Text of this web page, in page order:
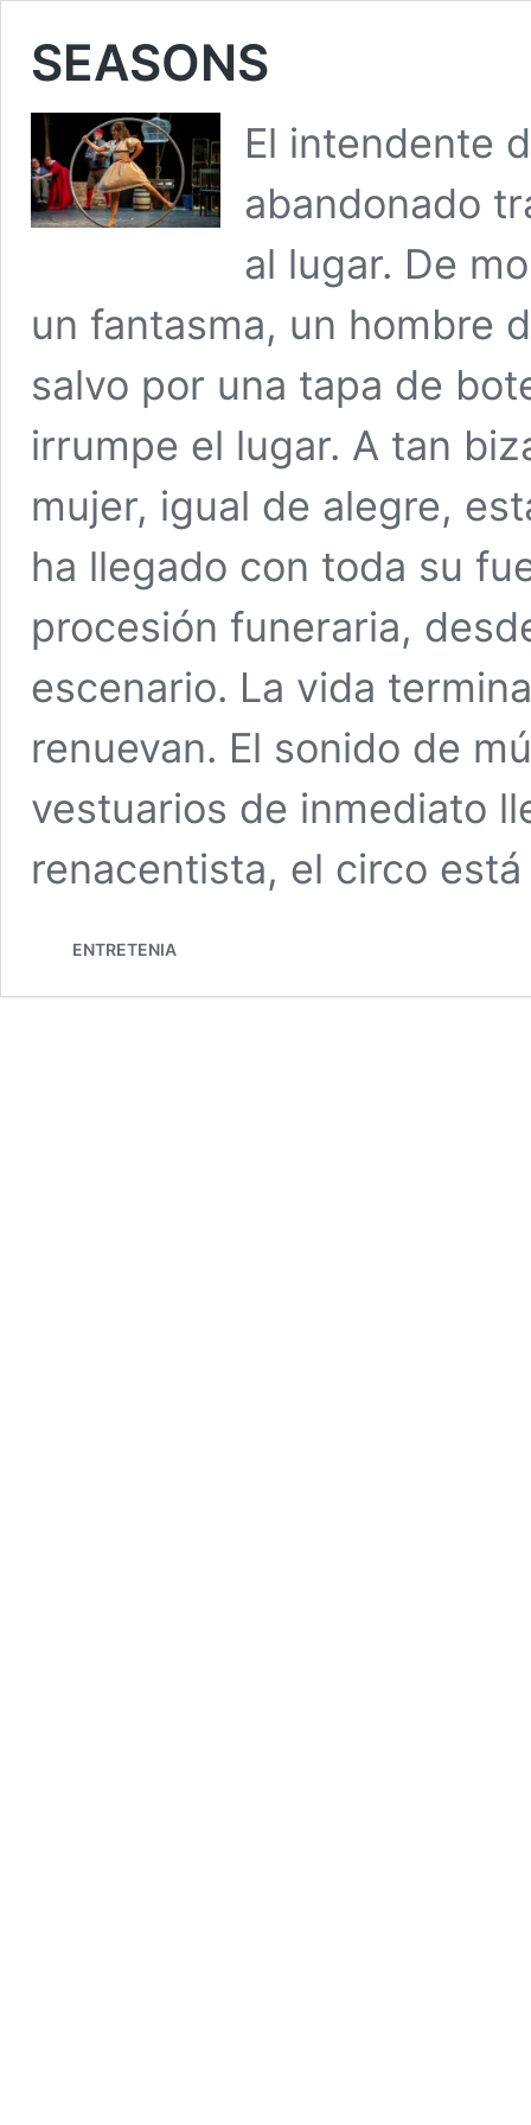
SEASONS
El intendente
abandonado
al lugar. De
un fantasma, un hombre
salvo por una tapa de
irrumpe el lugar. A tan
mujer, igual de alegre,
ha llegado con toda su
procesión funeraria,
escenario. La vida
renuevan. El sonido de
vestuarios de inmediato
renacentista, el circo
ENTRETENIA